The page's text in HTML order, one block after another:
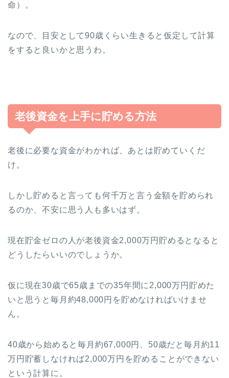
命）。
なので、目安として90歳くらい生きると仮定して計算
をすると良いかと思うわ。
老後資金を上手に貯める方法
老後に必要な資金がわかれば、あとは貯めていくだ
け。
しかし貯めると言っても何千万と言う金額を貯められ
るのか、不安に思う人も多いはず。
現在貯金ゼロの人が老後資金2,000万円貯めるとなると
どうしたらいいのでしょうか。
仮に現在30歳で65歳までの35年間に2,000万円貯めた
いと思うと毎月約48,000円を貯めなければいけませ
ん。
40歳から始めると毎月約67,000円、50歳だと毎月約11
万円貯蓄しなければ2,000万円を貯めることができない
という計算に。